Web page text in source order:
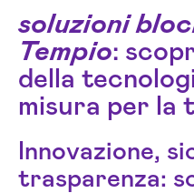
soluzioni
Tempio:
della
misura per la
Innovazione,
trasparenza: